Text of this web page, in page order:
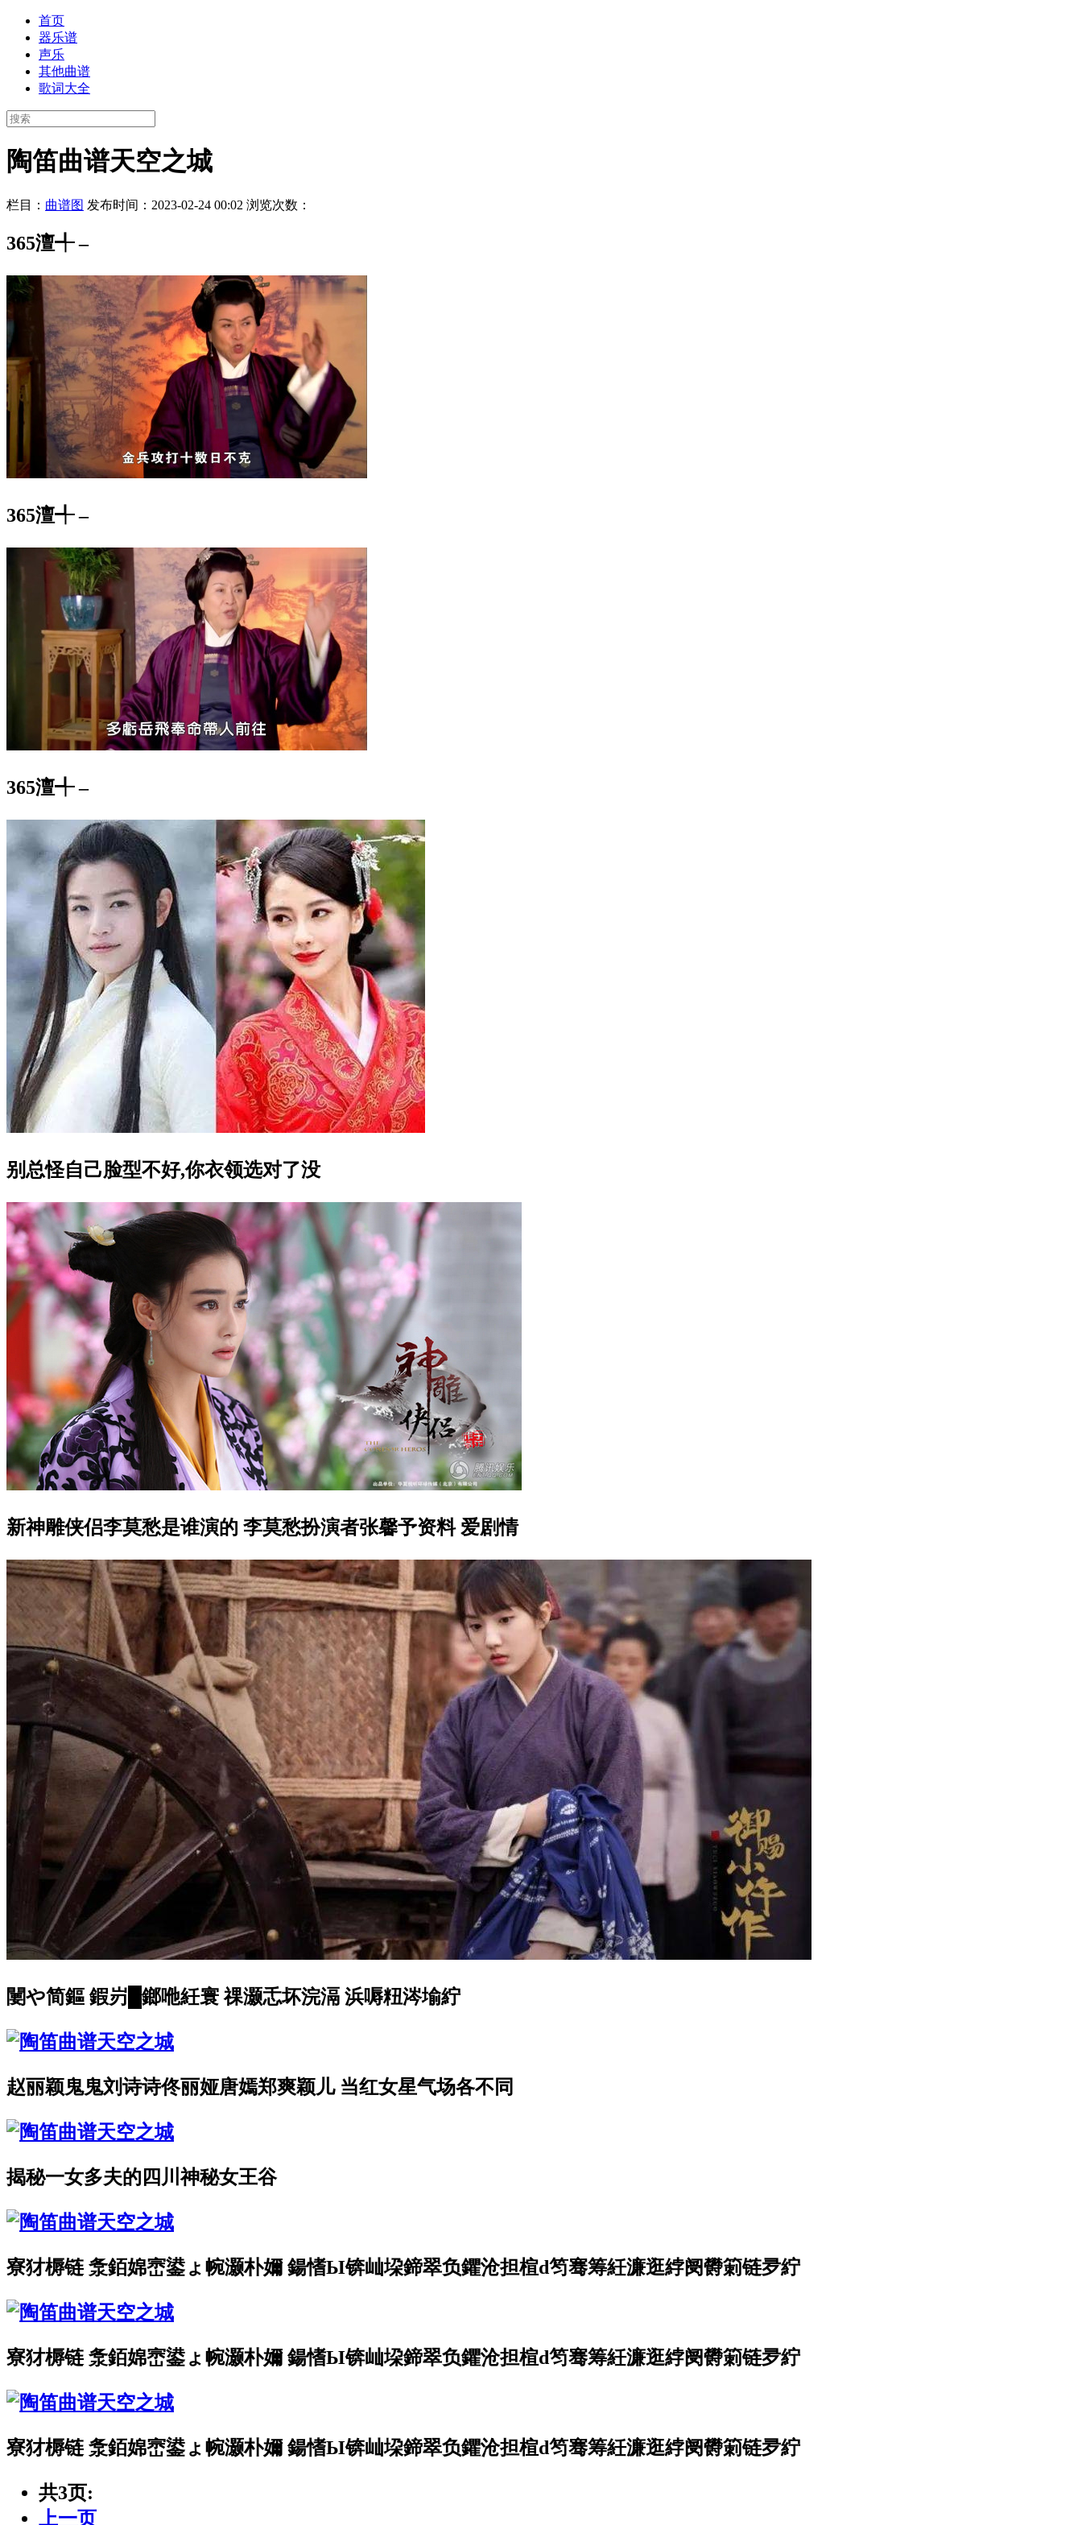
首页
器乐谱
声乐
其他曲谱
歌词大全
陶笛曲谱天空之城
栏目： 曲谱图 发布时间：2023-02-24 00:02 浏览次数：
365澶╃ –
365澶╃ –
365澶╃ –
别总怪自己脸型不好,你衣领选对了没
新神雕侠侣李莫愁是谁演的 李莫愁扮演者张馨予资料 爱剧情
闄や简鏂 鍜岃█鎯咃紝寰 祼灏忎坏浣滆 浜嗕粈涔堬紵
赵丽颖鬼鬼刘诗诗佟丽娅唐嫣郑爽颖儿 当红女星气场各不同
揭秘一女多夫的四川神秘女王谷
寮犲槈链 洜銆婂崈鍙ょ帵灏朴嬭 鍚愭Ы锛屾垜鍗翠负鑺沧担楦d笉骞筹紝濂逛綍阌欎箣链夛紵
寮犲槈链 洜銆婂崈鍙ょ帵灏朴嬭 鍚愭Ы锛屾垜鍗翠负鑺沧担楦d笉骞筹紝濂逛綍阌欎箣链夛紵
寮犲槈链 洜銆婂崈鍙ょ帵灏朴嬭 鍚愭Ы锛屾垜鍗翠负鑺沧担楦d笉骞筹紝濂逛綍阌欎箣链夛紵
共3页:
上一页